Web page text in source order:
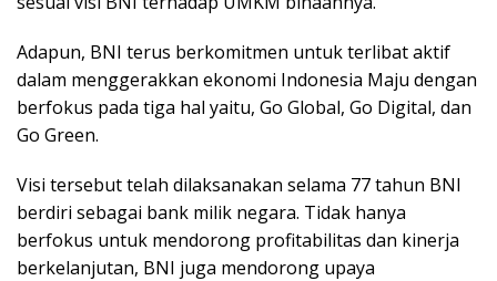
Adapun, BNI terus berkomitmen untuk terlibat aktif
dalam menggerakkan ekonomi Indonesia Maju dengan
berfokus pada tiga hal yaitu, Go Global, Go Digital, dan
Go Green.
Visi tersebut telah dilaksanakan selama 77 tahun BNI
berdiri sebagai bank milik negara. Tidak hanya
berfokus untuk mendorong profitabilitas dan kinerja
berkelanjutan, BNI juga mendorong upaya